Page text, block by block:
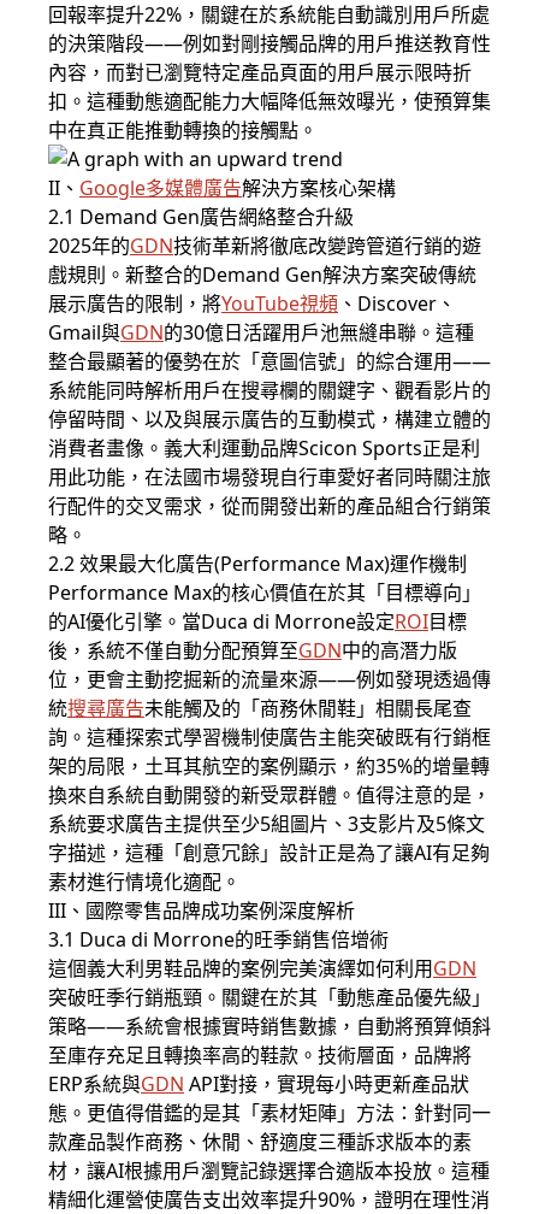
回報率提升22%，關鍵在於系統能自動識別用戶所處
的決策階段——例如對剛接觸品牌的用戶推送教育性
內容，而對已瀏覽特定產品頁面的用戶展示限時折
扣。這種動態適配能力大幅降低無效曝光，使預算集
中在真正能推動轉換的接觸點。
II、 Google多媒體廣告解決方案核心架構
2.1 Demand Gen廣告網絡整合升級
2025年的GDN技術革新將徹底改變跨管道行銷的遊
戲規則。新整合的Demand Gen解決方案突破傳統
展示廣告的限制，將YouTube視頻 、Discover、
Gmail與GDN的30億日活躍用戶池無縫串聯。這種
整合最顯著的優勢在於「意圖信號」的綜合運用——
系統能同時解析用戶在搜尋欄的關鍵字、觀看影片的
停留時間、以及與展示廣告的互動模式，構建立體的
消費者畫像。義大利運動品牌Scicon Sports正是利
用此功能，在法國市場發現自行車愛好者同時關注旅
行配件的交叉需求，從而開發出新的產品組合行銷策
略。
2.2 效果最大化廣告(Performance Max)運作機制
Performance Max的核心價值在於其「目標導向」
的AI優化引擎。當Duca di Morrone設定ROI目標
後，系統不僅自動分配預算至GDN中的高潛力版
位，更會主動挖掘新的流量來源——例如發現透過傳
統搜尋廣告未能觸及的「商務休閒鞋」相關長尾查
詢。這種探索式學習機制使廣告主能突破既有行銷框
架的局限，土耳其航空的案例顯示，約35%的增量轉
換來自系統自動開發的新受眾群體。值得注意的是，
系統要求廣告主提供至少5組圖片、3支影片及5條文
字描述，這種「創意冗餘」設計正是為了讓AI有足夠
素材進行情境化適配。
III、國際零售品牌成功案例深度解析
3.1 Duca di Morrone的旺季銷售倍增術
這個義大利男鞋品牌的案例完美演繹如何利用GDN
突破旺季行銷瓶頸。關鍵在於其「動態產品優先級」
策略——系統會根據實時銷售數據，自動將預算傾斜
至庫存充足且轉換率高的鞋款。技術層面，品牌將
ERP系統與GDN API對接，實現每小時更新產品狀
態。更值得借鑑的是其「素材矩陣」方法：針對同一
款產品製作商務、休閒、舒適度三種訴求版本的素
材，讓AI根據用戶瀏覽記錄選擇合適版本投放。這種
精細化運營使廣告支出效率提升90%，證明在理性消